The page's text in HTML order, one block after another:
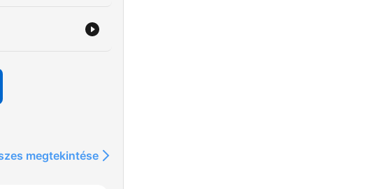
megtekintése